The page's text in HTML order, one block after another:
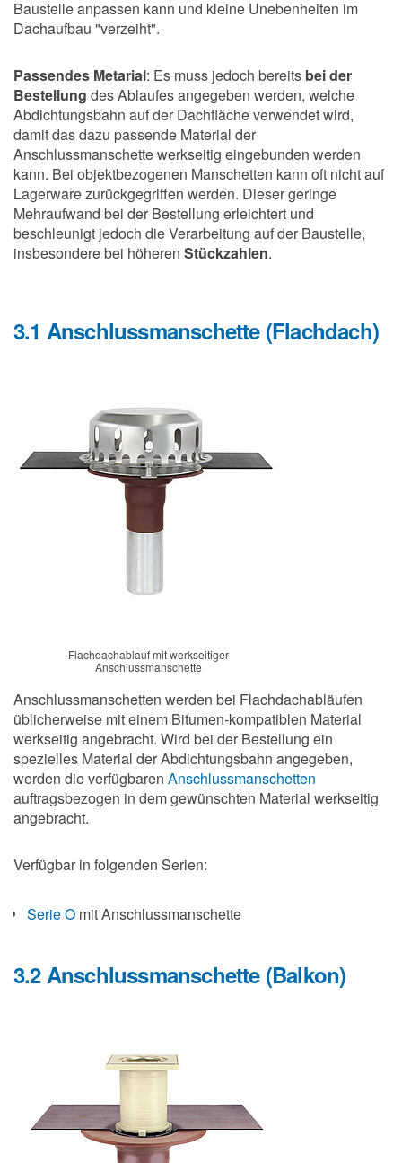
Baustelle anpassen kann und kleine Unebenheiten im
Dachaufbau "verzeiht".
Passendes Metarial: Es muss jedoch bereits bei der
Bestellung des Ablaufes angegeben werden, welche
Abdichtungsbahn auf der Dachfläche verwendet wird,
damit das dazu passende Material der
Anschlussmanschette werkseitig eingebunden werden
kann. Bei objektbezogenen Manschetten kann oft nicht auf
Lagerware zurückgegriffen werden. Dieser geringe
Mehraufwand bei der Bestellung erleichtert und
beschleunigt jedoch die Verarbeitung auf der Baustelle,
insbesondere bei höheren Stückzahlen.
3.1 Anschlussmanschette (Flachdach)
Flachdachablauf mit werkseitiger
Anschlussmanschette
Anschlussmanschetten werden bei Flachdachabläufen
üblicherweise mit einem Bitumen-kompatiblen Material
werkseitig angebracht. Wird bei der Bestellung ein
spezielles Material der Abdichtungsbahn angegeben,
werden die verfügbaren Anschlussmanschetten
auftragsbezogen in dem gewünschten Material werkseitig
angebracht.
Verfügbar in folgenden Serien:
Serie O mit Anschlussmanschette
3.2 Anschlussmanschette (Balkon)